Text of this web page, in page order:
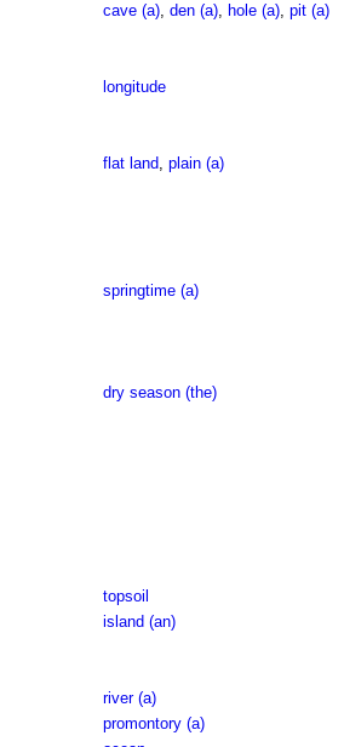
cave (a), den (a), hole (a), pit (a)
longitude
flat land, plain (a)
springtime (a)
dry season (the)
topsoil
island (an)
river (a)
promontory (a)